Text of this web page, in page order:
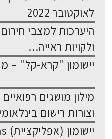
לאוקטובר 2022
היערכות למצבי חירום
ולקויות ראייה...
יישומון "קרא-קל" –
מילון מושגים
וצורות רישום